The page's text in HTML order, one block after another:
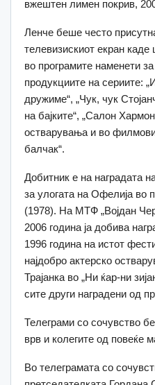
вжештен лимен покрив,
Ленче беше често
телевизискиот екран
во програмите наменети
продукциите на сериите:
дружиме“, „Чук, чук
на бајките“, „Салон
остварувања и во
балчак“.
Добитник е на наградата
за улогата на Офелија во
(1978). На МТФ „Војдан
2006 година ја добива
1996 година на истот
најдобро актерско
Трајанка во „Ни ќар-ни
сите други наградени од
Телеграми со сочувство
врв и колегите од повеќе
Во телеграмата со